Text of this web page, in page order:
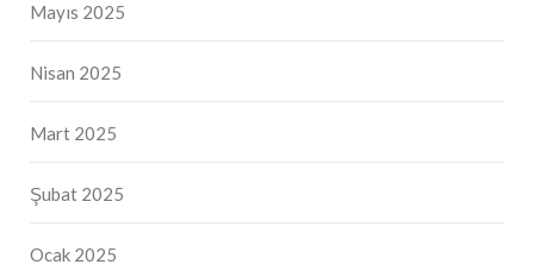
Mayıs 2025
Nisan 2025
Mart 2025
Şubat 2025
Ocak 2025